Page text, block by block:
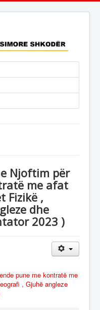
Njoftim për
me afat
Fizikë ,
dhe
2023 )
pune me kontratë me
, Gjuhë angleze